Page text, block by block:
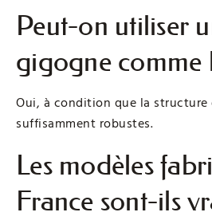
Peut-on utiliser
gigogne
Oui, à condition que la
suffisamment robustes.
Les modèles
France sont-ils